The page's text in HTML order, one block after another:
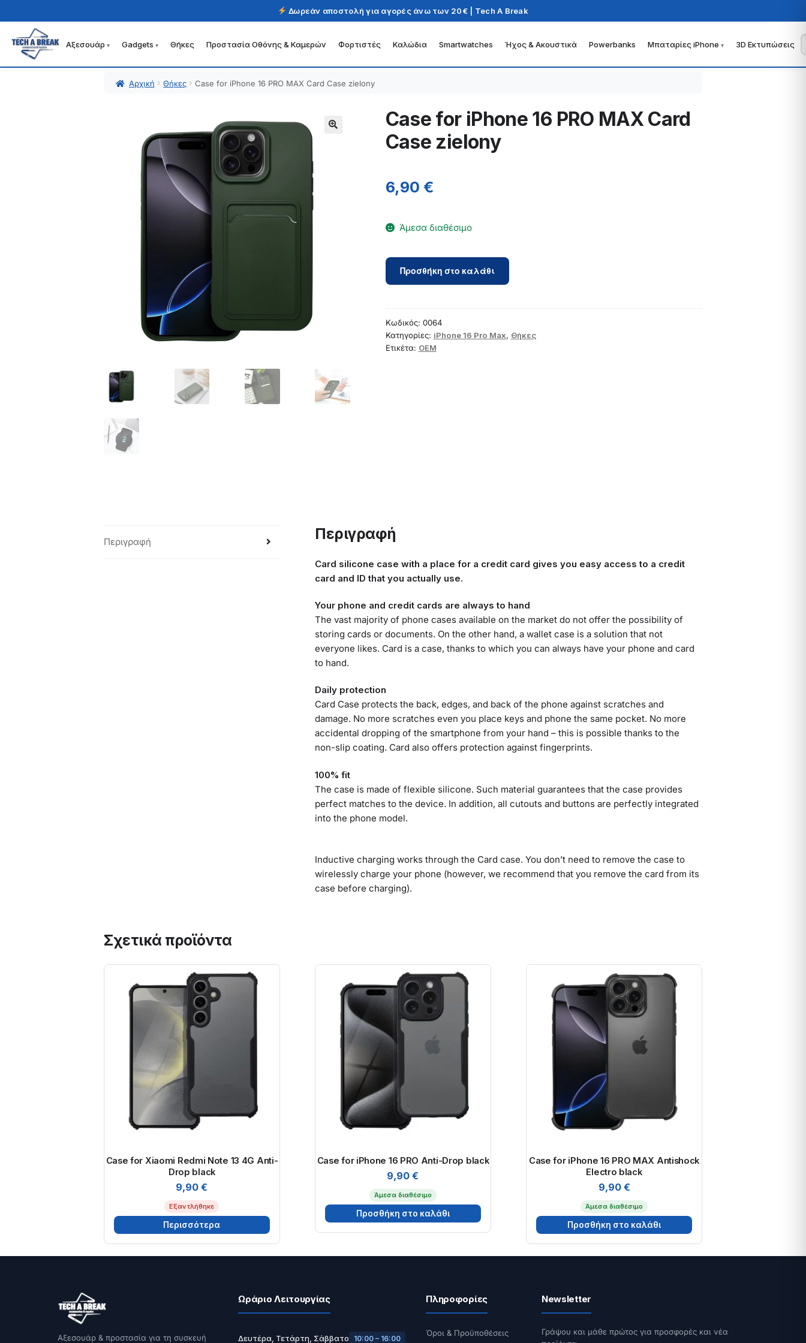
Δωρεάν αποστολή για αγορές άνω των 20€ | Tech A Break
Απευθείας
μετάβαση
Μετάβαση
σε
Αξεσουάρ Gadgets Θήκες Προστασία Οθόνης & Καμερών Φορτιστές Καλώδια Smartwatches Ήχος & Ακουστικά Powerbanks Μπαταρίες iPhone 3D Εκτυπώσεις
Αρχική Θήκες Case for iPhone 16 PRO MAX Card Case zielony
Case for iPhone 16 PRO MAX Card
Case zielony
6,90 €
Άμεσα διαθέσιμο
Case
PRO
MAX
Card
Προσθήκη στο καλάθι
Κωδικός: 0064
Κατηγορίες: iPhone 16 Pro Max, Θήκες
Ετικέτα: OEM
Περιγραφή Περιγραφή
Card silicone case with a place for a credit card gives you easy access to a credit
card and ID that you actually use.
Your phone and credit cards are always to hand
The vast majority of phone cases available on the market do not offer the possibility of
storing cards or documents. On the other hand, a wallet case is a solution that not
everyone likes. Card is a case, thanks to which you can always have your phone and card
to hand.
Daily protection
Card Case protects the back, edges, and back of the phone against scratches and
damage. No more scratches even you place keys and phone the same pocket. No more
accidental dropping of the smartphone from your hand – this is possible thanks to the
non-slip coating. Card also offers protection against fingerprints.
100% fit
The case is made of flexible silicone. Such material guarantees that the case provides
perfect matches to the device. In addition, all cutouts and buttons are perfectly integrated
into the phone model.
Inductive charging works through the Card case. You don’t need to remove the case to
wirelessly charge your phone (however, we recommend that you remove the card from its
case before charging).
Σχετικά προϊόντα
Case for Xiaomi Redmi Note 13 4G Anti-
Drop black
9,90€
Εξαντλήθηκε
Περισσότερα
Case for iPhone 16 PRO Anti-Drop black
9,90€
Άμεσα διαθέσιμο
Προσθήκη στο καλάθι
Case for iPhone 16 PRO MAX Antishock
Electro black
9,90 €
Άμεσα διαθέσιμο
Προσθήκη στο καλάθι
Αξεσουάρ & προστασία για τη συσκευή
Ωράριο Λειτουργίας
Δευτέρα, Τετάρτη, Σάββατο 10:00 – 16:00
Πληροφορίες
Όροι & Προϋποθέσεις
Newsletter
Γράψου και μάθε πρώτος για προσφορές και νέα